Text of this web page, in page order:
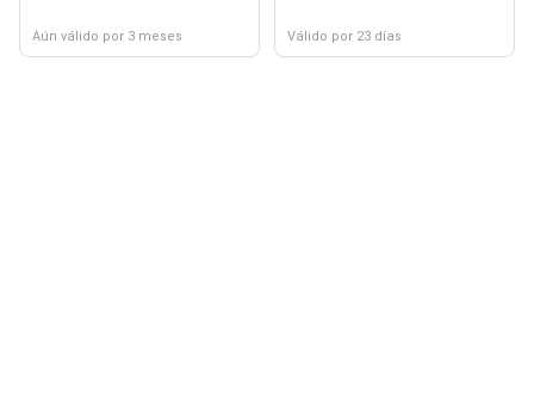
Aún válido por 3 meses Válido por 23 días